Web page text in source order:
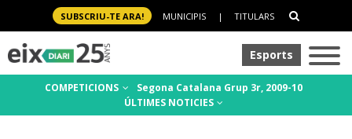
SUBSCRIU-TE ARA! MUNICIPIS | TITULARS
Esports
COMPETICIONS
Segona Catalana Grup 3r, 2009-10
ÚLTIMES NOTICIES